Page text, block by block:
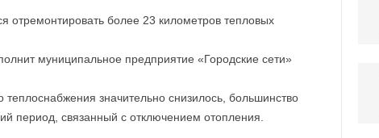
отремонтировать более 23 километров тепловых
муниципальное предприятие «Городские сети»
теплоснабжения значительно снизилось, большинство
период, связанный с отключением отопления.